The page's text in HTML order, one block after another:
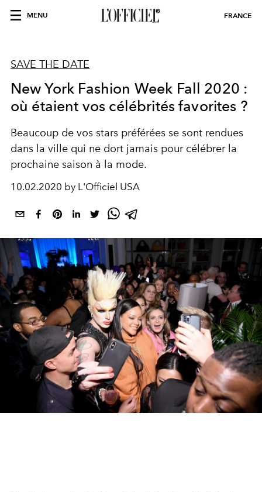
MENU FRANCE
SAVE THE DATE
New York Fashion Week Fall 2020 :
où étaient vos célébrités favorites ?
Beaucoup de vos stars préférées se sont rendues
dans la ville qui ne dort jamais pour célébrer la
prochaine saison à la mode.
10.02.2020 by L'Officiel USA